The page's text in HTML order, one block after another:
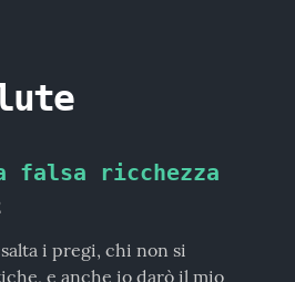
falsa ricchezza
i pregi, chi non si
e anche io darò il mio